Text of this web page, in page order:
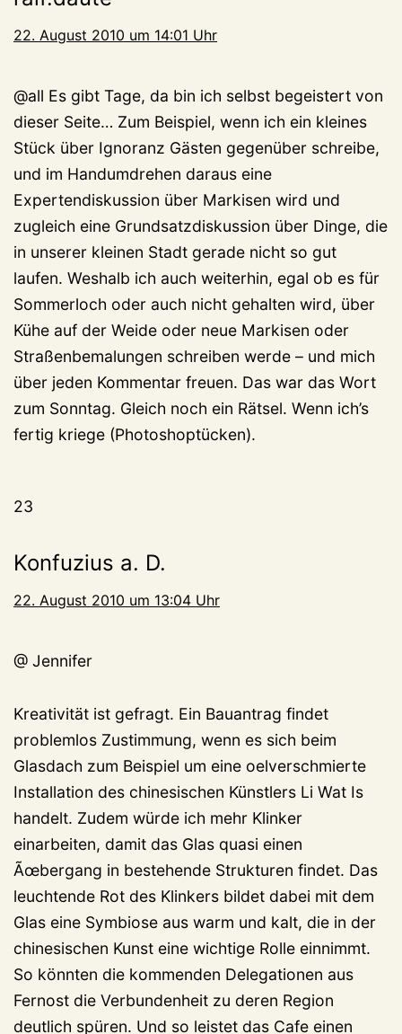
22. August 2010 um 14:01 Uhr
@all Es gibt Tage, da bin ich selbst begeistert von
dieser Seite… Zum Beispiel, wenn ich ein kleines
Stück über Ignoranz Gästen gegenüber schreibe,
und im Handumdrehen daraus eine
Expertendiskussion über Markisen wird und
zugleich eine Grundsatzdiskussion über Dinge, die
in unserer kleinen Stadt gerade nicht so gut
laufen. Weshalb ich auch weiterhin, egal ob es für
Sommerloch oder auch nicht gehalten wird, über
Kühe auf der Weide oder neue Markisen oder
Straßenbemalungen schreiben werde – und mich
über jeden Kommentar freuen. Das war das Wort
zum Sonntag. Gleich noch ein Rätsel. Wenn ich’s
fertig kriege (Photoshoptücken).
23
Konfuzius a. D.
22. August 2010 um 13:04 Uhr
@ Jennifer
Kreativität ist gefragt. Ein Bauantrag findet
problemlos Zustimmung, wenn es sich beim
Glasdach zum Beispiel um eine oelverschmierte
Installation des chinesischen Künstlers Li Wat Is
handelt. Zudem würde ich mehr Klinker
einarbeiten, damit das Glas quasi einen
Ãœbergang in bestehende Strukturen findet. Das
leuchtende Rot des Klinkers bildet dabei mit dem
Glas eine Symbiose aus warm und kalt, die in der
chinesischen Kunst eine wichtige Rolle einnimmt.
So könnten die kommenden Delegationen aus
Fernost die Verbundenheit zu deren Region
deutlich spüren. Und so leistet das Cafe einen